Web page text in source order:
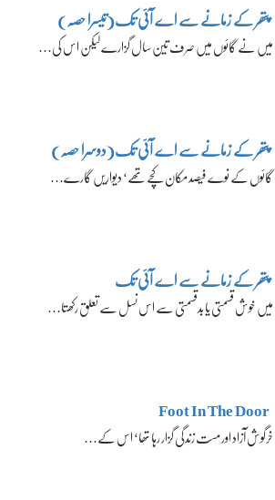
پتھر کے زمانے سے اے آئی تک(تیسرا حصہ)
میں نے گائوں میں صرف تین سال گزارے لیکن اس کی…
پتھر کے زمانے سے اے آئی تک(دوسرا حصہ)
گائوں کے نوے فیصد مکان کچے تھے‘ دیواریں گارے…
پتھر کے زمانے سے اے آئی تک
میں خوش قسمتی یا بدقسمتی سے اس نسل سے تعلق رکھتا…
Foot In The Door
خرگوش آزاد اور مست زندگی گزار رہا تھا‘ اس کے…